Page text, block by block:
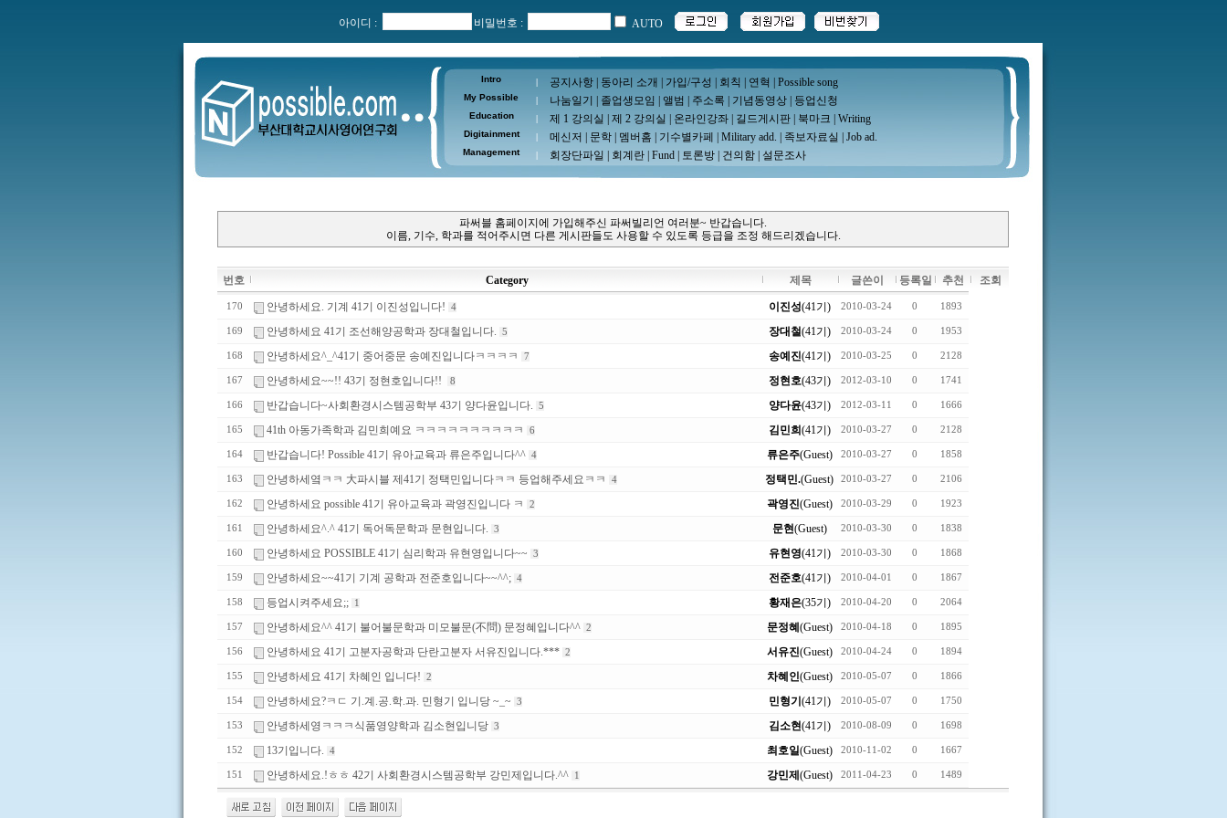
아이디 : 비밀번호 : AUTO
Intro | 공지사항 동아리 소개 가입/구성 회칙 연혁 Possible song
My Possible | 나눔일기 졸업생모임 앨범 주소록 기념동영상 등업신청
Education | 제 1 강의실 제 2 강의실 온라인강좌 길드게시판 북마크 Writing
Digitainment | 메신저 문학 멤버홈 기수별카페 Military add. 족보자료실 Job ad.
Management | 회장단파일 회계란 Fund 토론방 건의함 설문조사
파써블 홈페이지에 가입해주신 파써빌리언 여러분~ 반갑습니다.
이름, 기수, 학과를 적어주시면 다른 게시판들도 사용할 수 있도록 등급을 조정 해드리겠습니다.
번호 Category 제목 글쓴이 등록일 추천 조회
170 안녕하세요. 기계 41기 이진성입니다! 4 이진성(41기) 2010-03-24 0 1893
169 안녕하세요 41기 조선해양공학과 장대철입니다. 5 장대철(41기) 2010-03-24 0 1953
168 안녕하세요^_^41기 중어중문 송예진입니다ㅋㅋㅋㅋ 7 송예진(41기) 2010-03-25 0 2128
167 안녕하세요~~!! 43기 정현호입니다!! 8 정현호(43기) 2012-03-10 0 1741
166 반갑습니다~사회환경시스템공학부 43기 양다윤입니다. 5 양다윤(43기) 2012-03-11 0 1666
165 41th 아동가족학과 김민희예요 ㅋㅋㅋㅋㅋㅋㅋㅋㅋㅋ 6 김민희 (41기) 2010-03-27 0 2128
164 반갑습니다! Possible 41기 유아교육과 류은주입니다^^ 4 류은주(Guest) 2010-03-27 0 1858
163 안녕하세옄ㅋㅋ 大파시블 제41기 정택민입니다ㅋㅋ 등업해주세요ㅋㅋ 4 정택민.(Guest) 2010-03-27 0 2106
162 안녕하세요 possible 41기 유아교육과 곽영진입니다 ㅋ 2 곽영진(Guest) 2010-03-29 0 1923
161 안녕하세요^.^ 41기 독어독문학과 문현입니다. 3 문현(Guest) 2010-03-30 0 1838
160 안녕하세요 POSSIBLE 41기 심리학과 유현영입니다~~ 3 유현영(41기) 2010-03-30 0 1868
159 안녕하세요~~41기 기계 공학과 전준호입니다~~^^; 4 전준호(41기) 2010-04-01 0 1867
158 등업시켜주세요;; 1 황재은(35기) 2010-04-20 0 2064
157 안녕하세요^^ 41기 불어불문학과 미모불문(不問) 문정혜입니다^^ 2 문정혜 (Guest) 2010-04-18 0 1895
156 안녕하세요 41기 고분자공학과 단란고분자 서유진입니다.*** 2 서유진(Guest) 2010-04-24 0 1894
155 안녕하세요 41기 차혜인 입니다! 2 차혜인(Guest) 2010-05-07 0 1866
154 안녕하세요?ㅋㄷ 기.계.공.학.과. 민형기 입니당 ~_~ 3 민형기 (41기) 2010-05-07 0 1750
153 안녕하세영ㅋㅋㅋ식품영양학과 김소현입니당 3 김소현(41기) 2010-08-09 0 1698
152 13기입니다. 4 최호일(Guest) 2010-11-02 0 1667
151 안녕하세요.!ㅎㅎ 42기 사회환경시스템공학부 강민제입니다.^^ 1 강민제 (Guest) 2011-04-23 0 1489